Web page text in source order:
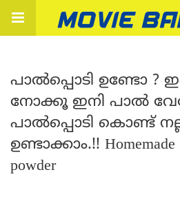
പാൽപ്പൊടി ഉണ്ടോ
നോക്കൂ ഇനി പാൽ
പാൽപ്പൊടി കൊണ്ട്
ഉണ്ടാക്കാം.!!
powder